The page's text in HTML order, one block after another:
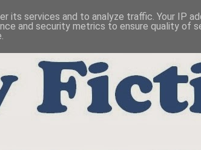
its services and to analyze traffic. Your IP
and security metrics to ensure quality of